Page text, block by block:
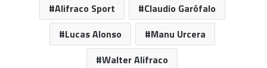
Alifraco Sport
Claudio Garófalo
Lucas Alonso
Manu Urcera
Walter Alifraco